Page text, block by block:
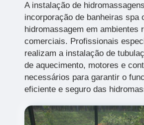
A instalação de
incorporação de banheiras spa
hidromassagem em ambientes
comerciais. Profissionais
realizam a instalação de
de aquecimento, motores e
necessários para garantir o
eficiente e seguro das